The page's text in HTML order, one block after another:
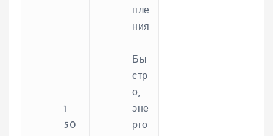
пле
ния
1
50
Бы
стр
о,
эне
рго